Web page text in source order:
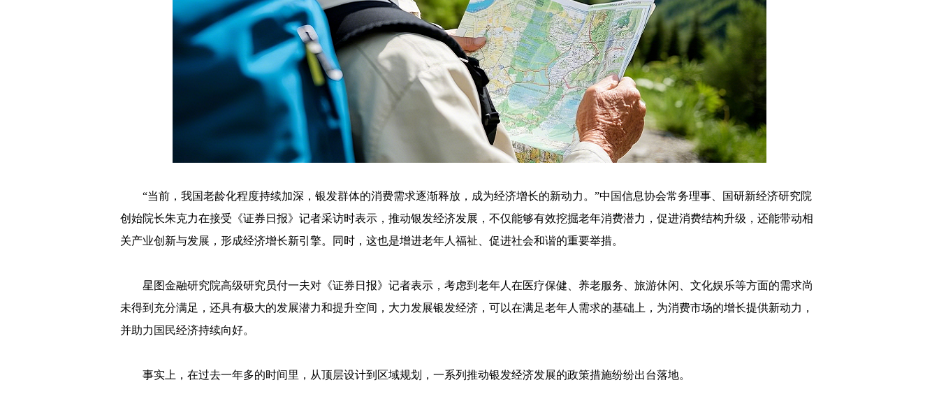
“当前，我国老龄化程度持续加深，银发群体的消费需求逐渐释放，成为经济增长的新动力。”中国信息协会常务理事、国研新经济研究院
创始院长朱克力在接受《证券日报》记者采访时表示，推动银发经济发展，不仅能够有效挖掘老年消费潜力，促进消费结构升级，还能带动相
关产业创新与发展，形成经济增长新引擎。同时，这也是增进老年人福祉、促进社会和谐的重要举措。
星图金融研究院高级研究员付一夫对《证券日报》记者表示，考虑到老年人在医疗保健、养老服务、旅游休闲、文化娱乐等方面的需求尚
未得到充分满足，还具有极大的发展潜力和提升空间，大力发展银发经济，可以在满足老年人需求的基础上，为消费市场的增长提供新动力，
并助力国民经济持续向好。
事实上，在过去一年多的时间里，从顶层设计到区域规划，一系列推动银发经济发展的政策措施纷纷出台落地。